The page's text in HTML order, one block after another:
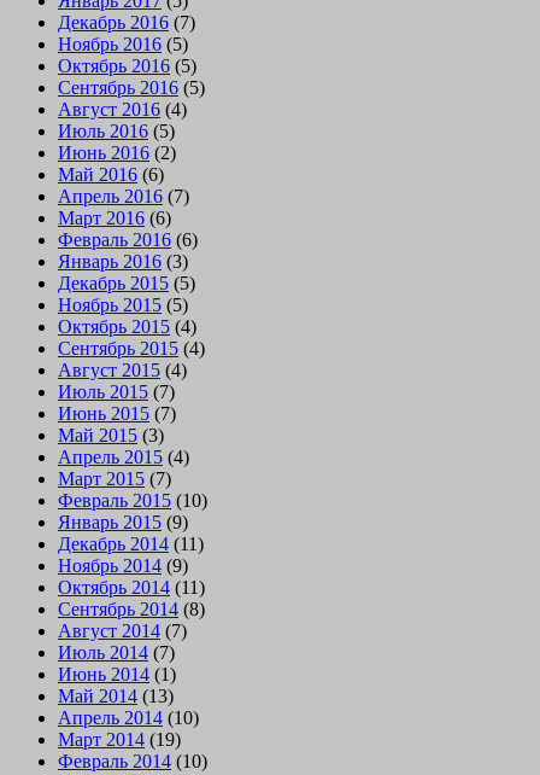
Декабрь 2016 (7)
Ноябрь 2016 (5)
Октябрь 2016 (5)
Сентябрь 2016 (5)
Август 2016 (4)
Июль 2016 (5)
Июнь 2016 (2)
Май 2016 (6)
Апрель 2016 (7)
Март 2016 (6)
Февраль 2016 (6)
Январь 2016 (3)
Декабрь 2015 (5)
Ноябрь 2015 (5)
Октябрь 2015 (4)
Сентябрь 2015 (4)
Август 2015 (4)
Июль 2015 (7)
Июнь 2015 (7)
Май 2015 (3)
Апрель 2015 (4)
Март 2015 (7)
Февраль 2015 (10)
Январь 2015 (9)
Декабрь 2014 (11)
Ноябрь 2014 (9)
Октябрь 2014 (11)
Сентябрь 2014 (8)
Август 2014 (7)
Июль 2014 (7)
Июнь 2014 (1)
Май 2014 (13)
Апрель 2014 (10)
Март 2014 (19)
Февраль 2014 (10)